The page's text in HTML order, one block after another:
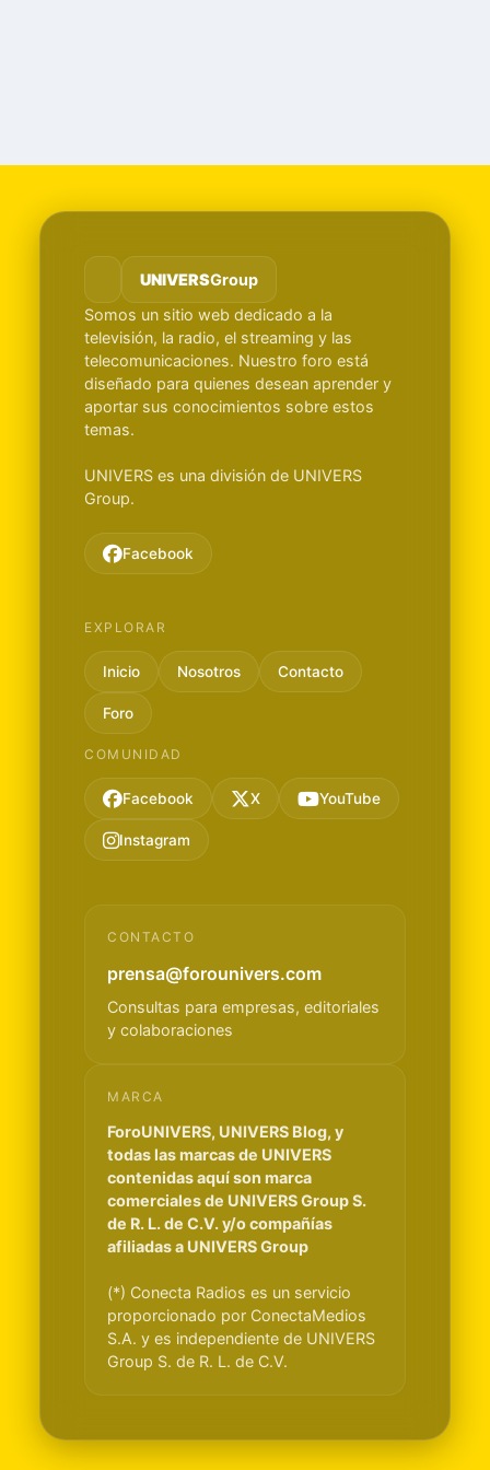
UNIVERSGroup
Somos un sitio web dedicado a la
televisión, la radio, el streaming y las
telecomunicaciones. Nuestro foro está
diseñado para quienes desean aprender y
aportar sus conocimientos sobre estos
temas.
UNIVERS es una división de UNIVERS
Group.
Facebook
EXPLORAR
Inicio Nosotros Contacto
Foro
COMUNIDAD
Facebook X YouTube
Instagram
CONTACTO
prensa@forounivers.com
Consultas para empresas, editoriales
y colaboraciones
MARCA
ForoUNIVERS, UNIVERS Blog, y
todas las marcas de UNIVERS
contenidas aquí son marca
comerciales de UNIVERS Group S.
de R. L. de C.V. y/o compañías
afiliadas a UNIVERS Group
(*) Conecta Radios es un servicio
proporcionado por ConectaMedios
S.A. y es independiente de UNIVERS
Group S. de R. L. de C.V.